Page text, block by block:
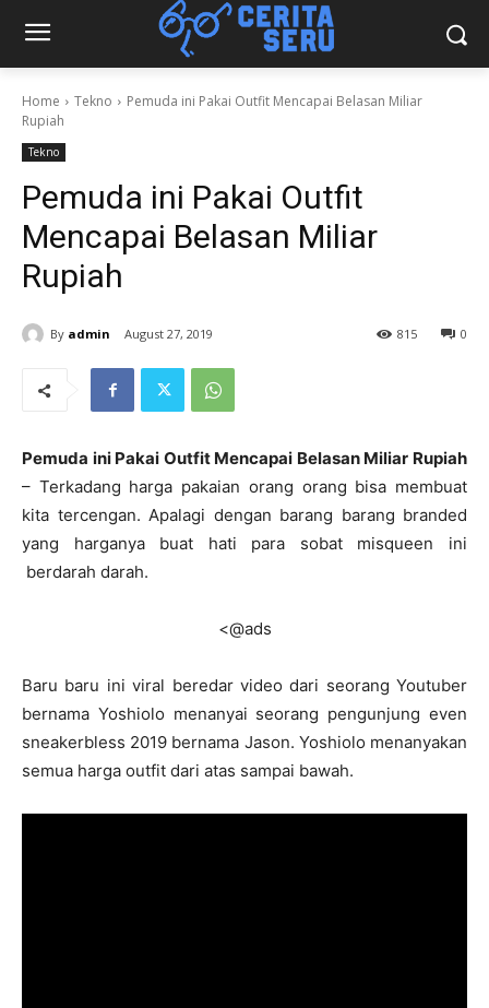
Home Tekno
Pemuda ini Pakai Outfit Mencapai Belasan Miliar
Rupiah
Tekno
Pemuda ini Pakai Outfit
Mencapai Belasan Miliar
Rupiah
By admin August 27, 2019 0
815
Pemuda ini Pakai Outfit Mencapai Belasan Miliar Rupiah
– Terkadang harga pakaian orang orang bisa membuat
kita tercengan. Apalagi dengan barang barang branded
yang harganya buat hati para sobat misqueen ini
berdarah darah.
<@ads
Baru baru ini viral beredar video dari seorang Youtuber
bernama Yoshiolo menanyai seorang pengunjung even
sneakerbless 2019 bernama Jason. Yoshiolo menanyakan
semua harga outfit dari atas sampai bawah.